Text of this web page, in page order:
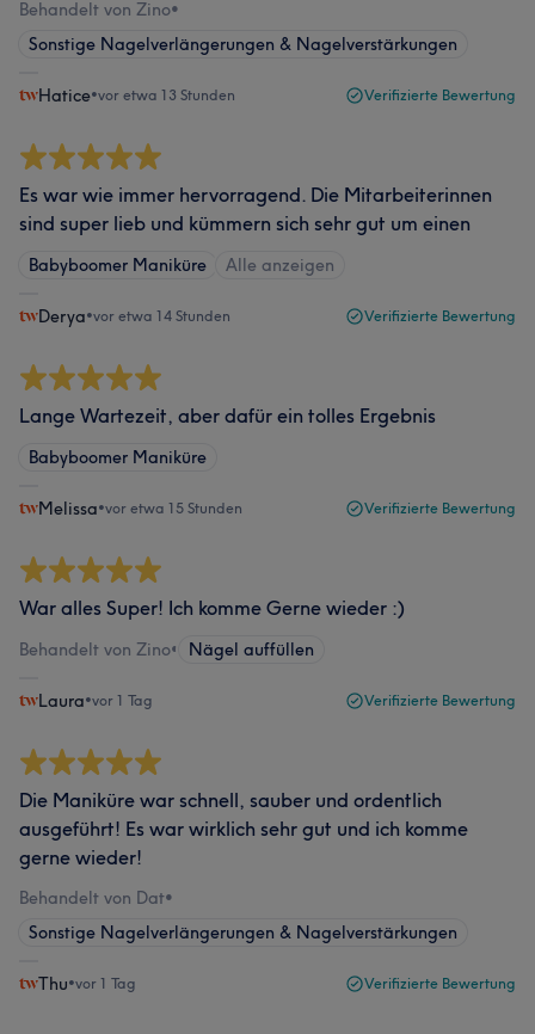
Behandelt von Zino•
Sonstige Nagelverlängerungen & Nagelverstärkungen
Hatice•vor etwa 13 Stunden Verifizierte Bewertung
Es war wie immer hervorragend. Die Mitarbeiterinnen
sind super lieb und kümmern sich sehr gut um einen
Babyboomer Maniküre Alle anzeigen
Derya•vor etwa 14 Stunden Verifizierte Bewertung
Lange Wartezeit, aber dafür ein tolles Ergebnis
Babyboomer Maniküre
Melissa•vor etwa 15 Stunden Verifizierte Bewertung
War alles Super! Ich komme Gerne wieder :)
Behandelt von Zino• Nägel auffüllen
Laura•vor 1 Tag Verifizierte Bewertung
Die Maniküre war schnell, sauber und ordentlich
ausgeführt! Es war wirklich sehr gut und ich komme
gerne wieder!
Behandelt von Dat•
Sonstige Nagelverlängerungen & Nagelverstärkungen
Thu•vor 1 Tag Verifizierte Bewertung